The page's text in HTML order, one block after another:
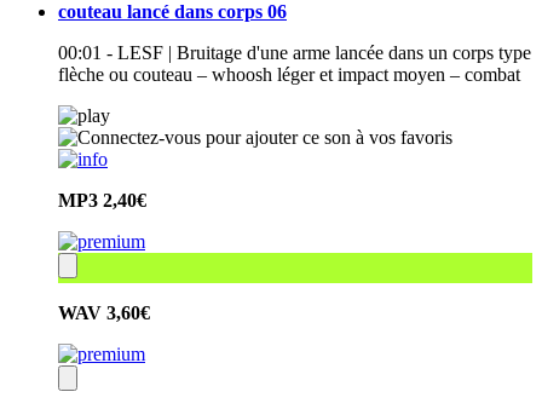
couteau lancé dans corps 06
00:01 - LESF | Bruitage d'une arme lancée dans un corps type
flèche ou couteau – whoosh léger et impact moyen – combat
MP3 2,40€
WAV 3,60€